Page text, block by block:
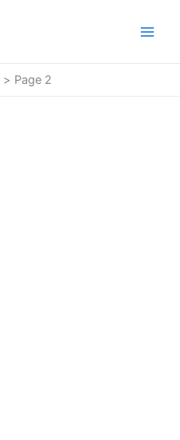
Page 2